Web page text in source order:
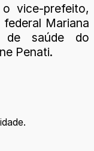
vice-prefeito,
Mariana
de saúde do
Penati.